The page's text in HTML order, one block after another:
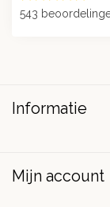
543
Informatie
Mijn account